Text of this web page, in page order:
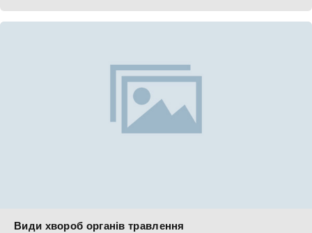
Види хвороб органів травлення